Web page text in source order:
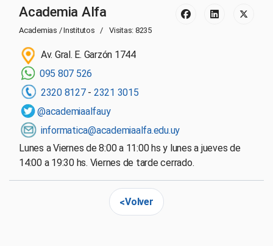
Academia Alfa
Academias / Institutos Visitas: 8235
Av. Gral. E. Garzón 1744
095 807 526
2320 8127 - 2321 3015
@academiaalfauy
informatica@academiaalfa.edu.uy
Lunes a Viernes de 8:00 a 11:00 hs y lunes a jueves de
14:00 a 19:30 hs. Viernes de tarde cerrado.
Volver